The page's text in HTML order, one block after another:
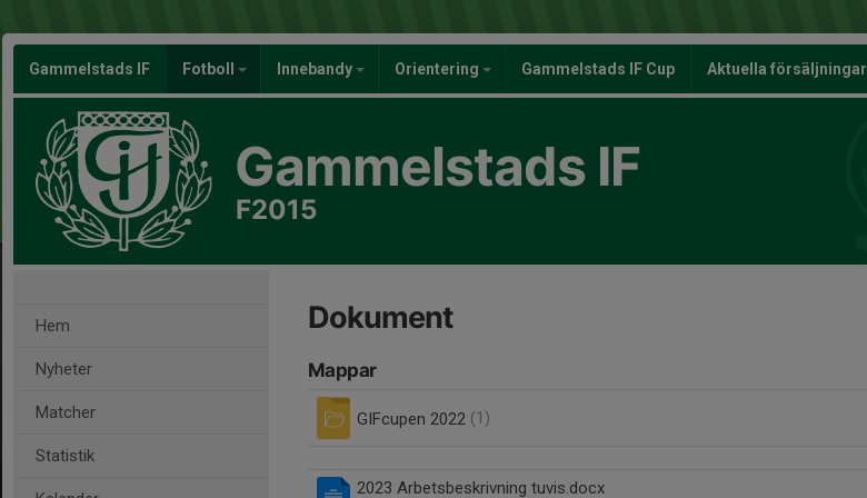
Gammelstads IF Fotboll Innebandy Orientering Gammelstads IF Cup Aktuella försäljningar
Gammelstads IF
F2015
Hem
Nyheter
Matcher
Statistik
Dokument
Mappar
GIFcupen 2022 (1)
2023 Arbetsbeskrivning tuvis.docx